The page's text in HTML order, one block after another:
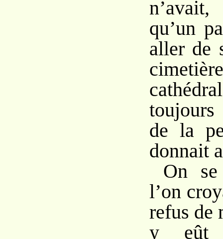
qu’un
aller de
de la
donnait
On
l’on
refus de
y eût